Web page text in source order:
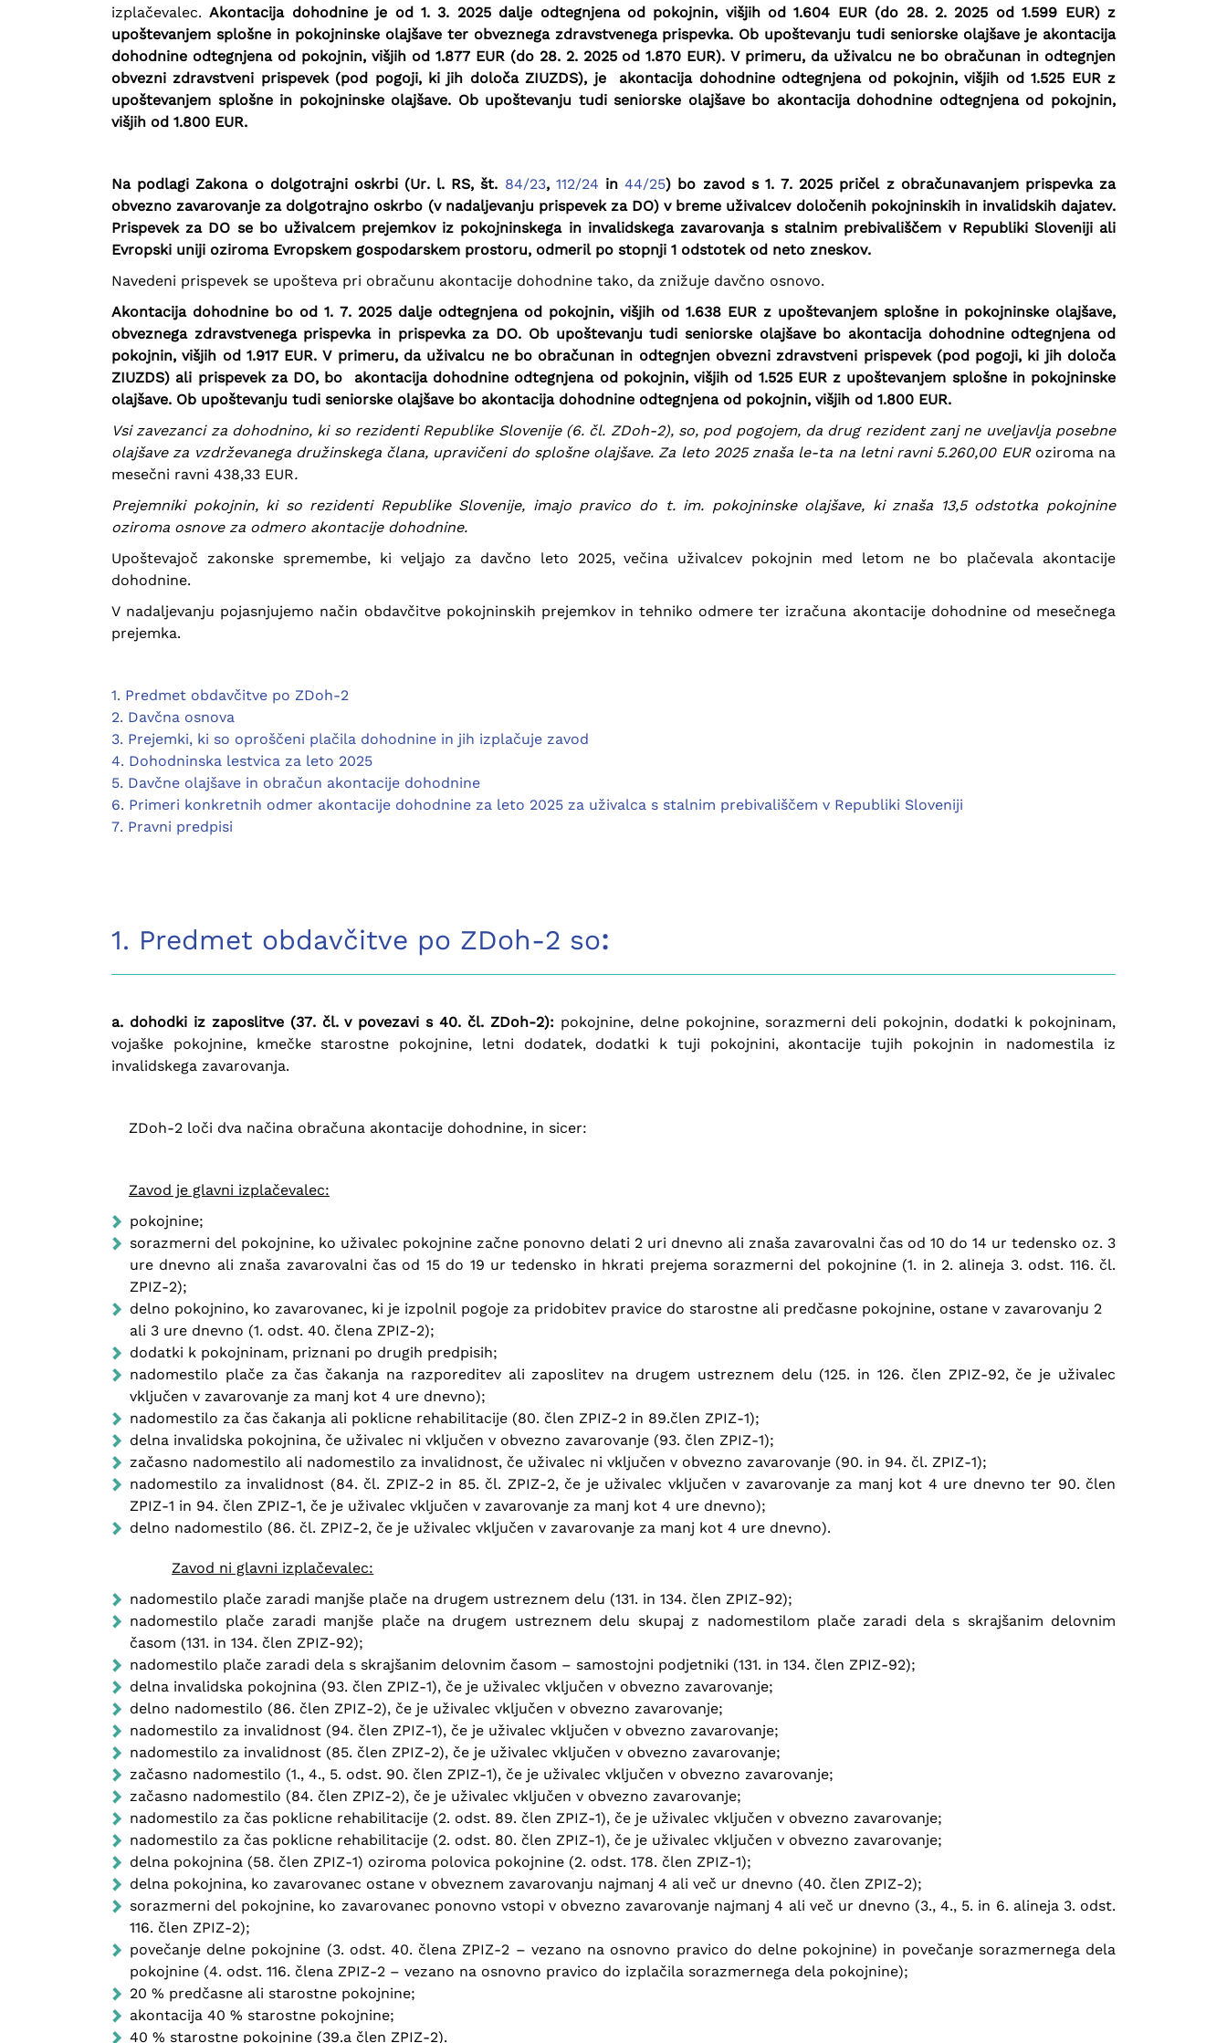
izplačevalec. Akontacija dohodnine je od 1. 3. 2025 dalje odtegnjena od pokojnin, višjih od 1.604 EUR (do 28. 2. 2025 od 1.599 EUR) z
upoštevanjem splošne in pokojninske olajšave ter obveznega zdravstvenega prispevka. Ob upoštevanju tudi seniorske olajšave je akontacija
dohodnine odtegnjena od pokojnin, višjih od 1.877 EUR (do 28. 2. 2025 od 1.870 EUR).V primeru, da uživalcu ne bo obračunan in odtegnjen
obvezni zdravstveni prispevek (pod pogoji, ki jih določa ZIUZDS), je akontacija dohodnine odtegnjena od pokojnin, višjih od 1.525 EUR z
upoštevanjem splošne in pokojninske olajšave. Ob upoštevanju tudi seniorske olajšave bo akontacija dohodnine odtegnjena od pokojnin,
višjih od 1.800 EUR.
Na podlagi Zakona o dolgotrajni oskrbi (Ur. l. RS, št. 84/23, 112/24 in44/25) bo zavod s 1. 7. 2025 pričel z obračunavanjem prispevka za
obvezno zavarovanje za dolgotrajno oskrbo (v nadaljevanju prispevek za DO) v breme uživalcev določenih pokojninskih in invalidskih dajatev.
Prispevek za DO se bo uživalcem prejemkov iz pokojninskega in invalidskega zavarovanja s stalnim prebivališčem v Republiki Sloveniji ali
Evropski uniji oziroma Evropskem gospodarskem prostoru, odmeril po stopnji 1 odstotek od neto zneskov.
Navedeni prispevek se upošteva pri obračunu akontacije dohodnine tako, da znižuje davčno osnovo.
Akontacija dohodnine bo od 1. 7. 2025 dalje odtegnjena od pokojnin, višjih od 1.638 EUR z upoštevanjem splošne in pokojninske olajšave,
obveznega zdravstvenega prispevka in prispevka za DO. Ob upoštevanju tudi seniorske olajšave bo akontacija dohodnine odtegnjena od
pokojnin, višjih od 1.917 EUR. V primeru, da uživalcu ne bo obračunan in odtegnjen obvezni zdravstveni prispevek (pod pogoji, ki jih določa
ZIUZDS) ali prispevek za DO, bo akontacija dohodnine odtegnjena od pokojnin, višjih od 1.525 EUR z upoštevanjem splošne in pokojninske
olajšave. Ob upoštevanju tudi seniorske olajšave bo akontacija dohodnine odtegnjena od pokojnin, višjih od 1.800 EUR.
Vsi zavezanci za dohodnino, ki so rezidenti Republike Slovenije (6. čl. ZDoh-2), so, pod pogojem, da drug rezident zanj ne uveljavlja posebne
olajšave za vzdrževanega družinskega člana, upravičeni do splošne olajšave. Za leto 2025 znaša le-ta na letni ravni 5.260,00 EURoziroma na
mesečni ravni 438,33 EUR.
Prejemniki pokojnin, ki so rezidenti Republike Slovenije, imajo pravico do t. im. pokojninske olajšave, ki znaša 13,5 odstotka pokojnine
oziroma osnove za odmero akontacije dohodnine.
Upoštevajoč zakonske spremembe, ki veljajo za davčno leto 2025, večina uživalcev pokojnin med letom ne bo plačevala akontacije
dohodnine.
V nadaljevanju pojasnjujemo način obdavčitve pokojninskih prejemkov in tehniko odmere ter izračuna akontacije dohodnine od mesečnega
prejemka.
1. Predmet obdavčitve po ZDoh-2
2. Davčna osnova
3. Prejemki, ki so oproščeni plačila dohodnine in jih izplačuje zavod
4. Dohodninska lestvica za leto 2025
5. Davčne olajšave in obračun akontacije dohodnine
6. Primeri konkretnih odmer akontacije dohodnine za leto 2025 za uživalca s stalnim prebivališčem v Republiki Sloveniji
7. Pravni predpisi
1. Predmet obdavčitve po ZDoh-2 so:
a. dohodki iz zaposlitve (37. čl. v povezavi s 40. čl. ZDoh-2): pokojnine, delne pokojnine, sorazmerni deli pokojnin, dodatki k pokojninam,
vojaške pokojnine, kmečke starostne pokojnine, letni dodatek, dodatki k tuji pokojnini, akontacije tujih pokojnin in nadomestila iz
invalidskega zavarovanja.
ZDoh-2 loči dva načina obračuna akontacije dohodnine, in sicer:
Zavod je glavni izplačevalec:
pokojnine;
sorazmerni del pokojnine, ko uživalec pokojnine začne ponovno delati 2 uri dnevno ali znaša zavarovalni čas od 10 do 14 ur tedensko oz. 3
ure dnevno ali znaša zavarovalni čas od 15 do 19 ur tedensko in hkrati prejema sorazmerni del pokojnine (1. in 2. alineja 3. odst. 116. čl.
ZPIZ-2);
delno pokojnino, ko zavarovanec, ki je izpolnil pogoje za pridobitev pravice do starostne ali predčasne pokojnine, ostane v zavarovanju 2
ali 3 ure dnevno (1. odst. 40. člena ZPIZ-2);
dodatki k pokojninam, priznani po drugih predpisih;
nadomestilo plače za čas čakanja na razporeditev ali zaposlitev na drugem ustreznem delu (125. in 126. člen ZPIZ-92, če je uživalec
vključen v zavarovanje za manj kot 4 ure dnevno);
nadomestilo za čas čakanja ali poklicne rehabilitacije (80. člen ZPIZ-2 in 89.člen ZPIZ-1);
delna invalidska pokojnina, če uživalec ni vključen v obvezno zavarovanje (93. člen ZPIZ-1);
začasno nadomestilo ali nadomestilo za invalidnost, če uživalec ni vključen v obvezno zavarovanje (90. in 94. čl. ZPIZ-1);
nadomestilo za invalidnost (84. čl. ZPIZ-2 in 85. čl. ZPIZ-2, če je uživalec vključen v zavarovanje za manj kot 4 ure dnevno ter 90. člen
ZPIZ-1 in 94. člen ZPIZ-1, če je uživalec vključen v zavarovanje za manj kot 4 ure dnevno);
delno nadomestilo (86. čl. ZPIZ-2, če je uživalec vključen v zavarovanje za manj kot 4 ure dnevno).
Zavod ni glavni izplačevalec:
nadomestilo plače zaradi manjše plače na drugem ustreznem delu (131. in 134. člen ZPIZ-92);
nadomestilo plače zaradi manjše plače na drugem ustreznem delu skupaj z nadomestilom plače zaradi dela s skrajšanim delovnim
časom (131. in 134. člen ZPIZ-92);
nadomestilo plače zaradi dela s skrajšanim delovnim časom – samostojni podjetniki (131. in 134. člen ZPIZ-92);
delna invalidska pokojnina (93. člen ZPIZ-1), če je uživalec vključen v obvezno zavarovanje;
delno nadomestilo (86. člen ZPIZ-2), če je uživalec vključen v obvezno zavarovanje;
nadomestilo za invalidnost (94. člen ZPIZ-1), če je uživalec vključen v obvezno zavarovanje;
nadomestilo za invalidnost (85. člen ZPIZ-2), če je uživalec vključen v obvezno zavarovanje;
začasno nadomestilo (1., 4., 5. odst. 90. člen ZPIZ-1), če je uživalec vključen v obvezno zavarovanje;
začasno nadomestilo (84. člen ZPIZ-2), če je uživalec vključen v obvezno zavarovanje;
nadomestilo za čas poklicne rehabilitacije (2. odst. 89. člen ZPIZ-1), če je uživalec vključen v obvezno zavarovanje;
nadomestilo za čas poklicne rehabilitacije (2. odst. 80. člen ZPIZ-1), če je uživalec vključen v obvezno zavarovanje;
delna pokojnina (58. člen ZPIZ-1) oziroma polovica pokojnine (2. odst. 178. člen ZPIZ-1);
delna pokojnina, ko zavarovanec ostane v obveznem zavarovanju najmanj 4 ali več ur dnevno (40. člen ZPIZ-2);
sorazmerni del pokojnine, ko zavarovanec ponovno vstopi v obvezno zavarovanje najmanj 4 ali več ur dnevno (3., 4., 5. in 6. alineja 3. odst.
116. člen ZPIZ-2);
povečanje delne pokojnine (3. odst. 40. člena ZPIZ-2 – vezano na osnovno pravico do delne pokojnine) in povečanje sorazmernega dela
pokojnine (4. odst. 116. člena ZPIZ-2 – vezano na osnovno pravico do izplačila sorazmernega dela pokojnine);
20 % predčasne ali starostne pokojnine;
akontacija 40 % starostne pokojnine;
40 % starostne pokojnine (39.a člen ZPIZ-2).